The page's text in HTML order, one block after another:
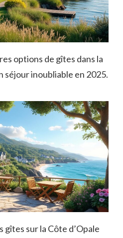
options de gîtes dans la
séjour inoubliable en 2025.
sur la Côte d’Opale